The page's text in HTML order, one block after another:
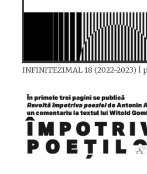
INFINITEZIMAL 18 (2022-2023) |